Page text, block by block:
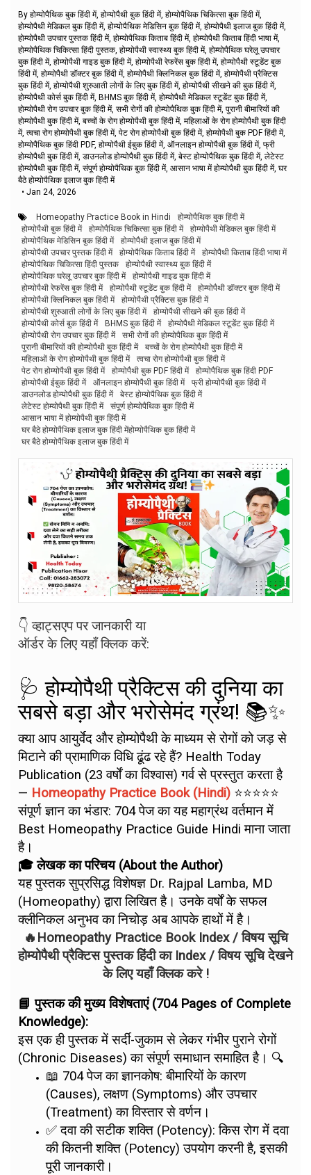
By होम्योपैथिक बुक हिंदी में, होम्योपैथी बुक हिंदी में, होम्योपैथिक चिकित्सा बुक हिंदी में,
होम्योपैथी मेडिकल बुक हिंदी में, होम्योपैथिक मेडिसिन बुक हिंदी में, होम्योपैथी इलाज बुक हिंदी में,
होम्योपैथी उपचार पुस्तक हिंदी में, होम्योपैथिक किताब हिंदी में, होम्योपैथी किताब हिंदी भाषा में,
होम्योपैथिक चिकित्सा हिंदी पुस्तक, होम्योपैथी स्वास्थ्य बुक हिंदी में, होम्योपैथिक घरेलू उपचार
बुक हिंदी में, होम्योपैथी गाइड बुक हिंदी में, होम्योपैथी रेफरेंस बुक हिंदी में, होम्योपैथी स्टूडेंट बुक
हिंदी में, होम्योपैथी डॉक्टर बुक हिंदी में, होम्योपैथी क्लिनिकल बुक हिंदी में, होम्योपैथी प्रैक्टिस
बुक हिंदी में, होम्योपैथी शुरुआती लोगों के लिए बुक हिंदी में, होम्योपैथी सीखने की बुक हिंदी में,
होम्योपैथी कोर्स बुक हिंदी में, BHMS बुक हिंदी में, होम्योपैथी मेडिकल स्टूडेंट बुक हिंदी में,
होम्योपैथी रोग उपचार बुक हिंदी में, सभी रोगों की होम्योपैथिक बुक हिंदी में, पुरानी बीमारियों की
होम्योपैथी बुक हिंदी में, बच्चों के रोग होम्योपैथी बुक हिंदी में, महिलाओं के रोग होम्योपैथी बुक हिंदी
में, त्वचा रोग होम्योपैथी बुक हिंदी में, पेट रोग होम्योपैथी बुक हिंदी में, होम्योपैथी बुक PDF हिंदी में,
होम्योपैथिक बुक हिंदी PDF, होम्योपैथी ईबुक हिंदी में, ऑनलाइन होम्योपैथी बुक हिंदी में, फ्री
होम्योपैथी बुक हिंदी में, डाउनलोड होम्योपैथी बुक हिंदी में, बेस्ट होम्योपैथिक बुक हिंदी में, लेटेस्ट
होम्योपैथी बुक हिंदी में, संपूर्ण होम्योपैथिक बुक हिंदी में, आसान भाषा में होम्योपैथी बुक हिंदी में, घर
बैठे होम्योपैथिक इलाज बुक हिंदी में
• Jan 24, 2026
Homeopathy Practice Book in Hindi
होम्योपैथिक बुक हिंदी में
होम्योपैथी बुक हिंदी में
होम्योपैथिक चिकित्सा बुक हिंदी में
होम्योपैथी मेडिकल बुक हिंदी में
होम्योपैथिक मेडिसिन बुक हिंदी में
होम्योपैथी इलाज बुक हिंदी में
होम्योपैथी उपचार पुस्तक हिंदी में
होम्योपैथिक किताब हिंदी में
होम्योपैथी किताब हिंदी भाषा में
होम्योपैथिक चिकित्सा हिंदी पुस्तक
होम्योपैथी स्वास्थ्य बुक हिंदी में
होम्योपैथिक घरेलू उपचार बुक हिंदी में
होम्योपैथी गाइड बुक हिंदी में
होम्योपैथी रेफरेंस बुक हिंदी में
होम्योपैथी स्टूडेंट बुक हिंदी में
होम्योपैथी डॉक्टर बुक हिंदी में
होम्योपैथी क्लिनिकल बुक हिंदी में
होम्योपैथी प्रैक्टिस बुक हिंदी में
होम्योपैथी शुरुआती लोगों के लिए बुक हिंदी में
होम्योपैथी सीखने की बुक हिंदी में
होम्योपैथी कोर्स बुक हिंदी में
BHMS बुक हिंदी में
होम्योपैथी मेडिकल स्टूडेंट बुक हिंदी में
होम्योपैथी रोग उपचार बुक हिंदी में
सभी रोगों की होम्योपैथिक बुक हिंदी में
पुरानी बीमारियों की होम्योपैथी बुक हिंदी में
बच्चों के रोग होम्योपैथी बुक हिंदी में
महिलाओं के रोग होम्योपैथी बुक हिंदी में
त्वचा रोग होम्योपैथी बुक हिंदी में
पेट रोग होम्योपैथी बुक हिंदी में
होम्योपैथी बुक PDF हिंदी में
होम्योपैथिक बुक हिंदी PDF
होम्योपैथी ईबुक हिंदी में
ऑनलाइन होम्योपैथी बुक हिंदी में
फ्री होम्योपैथी बुक हिंदी में
डाउनलोड होम्योपैथी बुक हिंदी में
बेस्ट होम्योपैथिक बुक हिंदी में
लेटेस्ट होम्योपैथी बुक हिंदी में
संपूर्ण होम्योपैथिक बुक हिंदी में
आसान भाषा में होम्योपैथी बुक हिंदी में
घर बैठे होम्योपैथिक इलाज बुक हिंदी मेंहोम्योपैथिक बुक हिंदी में
घर बैठे होम्योपैथिक इलाज बुक हिंदी में
👇 व्हाट्सएप पर जानकारी या
ऑर्डर के लिए यहाँ क्लिक करें:
🩺 होम्योपैथी प्रैक्टिस की दुनिया का
सबसे बड़ा और भरोसेमंद ग्रंथ! 📚✨
क्या आप आयुर्वेद और होम्योपैथी के माध्यम से रोगों को जड़ से
मिटाने की प्रामाणिक विधि ढूंढ रहे हैं? Health Today
Publication (23 वर्षों का विश्वास) गर्व से प्रस्तुत करता है
— Homeopathy Practice Book (Hindi) ⭐⭐⭐⭐⭐
संपूर्ण ज्ञान का भंडार: 704 पेज का यह महाग्रंथ वर्तमान में
Best Homeopathy Practice Guide Hindi माना जाता
है।
🎓 लेखक का परिचय (About the Author)
यह पुस्तक सुप्रसिद्ध विशेषज्ञ Dr. Rajpal Lamba, MD
(Homeopathy) द्वारा लिखित है। उनके वर्षों के सफल
क्लीनिकल अनुभव का निचोड़ अब आपके हाथों में है।
🔥Homeopathy Practice Book Index / विषय सूचि
होम्योपैथी प्रैक्टिस पुस्तक हिंदी का Index / विषय सूचि देखने
के लिए यहाँ क्लिक करे !
📘 पुस्तक की मुख्य विशेषताएं (704 Pages of Complete
Knowledge):
इस एक ही पुस्तक में सर्दी-जुकाम से लेकर गंभीर पुराने रोगों
(Chronic Diseases) का संपूर्ण समाधान समाहित है। 🔍
📖 704 पेज का ज्ञानकोष: बीमारियों के कारण
(Causes), लक्षण (Symptoms) और उपचार
(Treatment) का विस्तार से वर्णन।
✅ दवा की सटीक शक्ति (Potency): किस रोग में दवा
की कितनी शक्ति (Potency) उपयोग करनी है, इसकी
पूरी जानकारी।